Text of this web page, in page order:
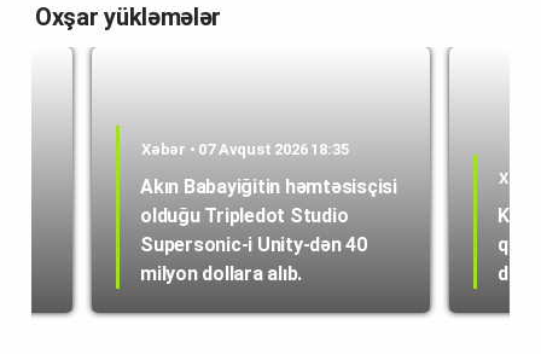
Oxşar yükləmələr
Xəbər • 07 Avqust 2026 18:35
Akın Babayiğitin həmtəsisçisi
olduğu Tripledot Studio
Supersonic-i Unity-dən 40
milyon dollara alıb.
dən